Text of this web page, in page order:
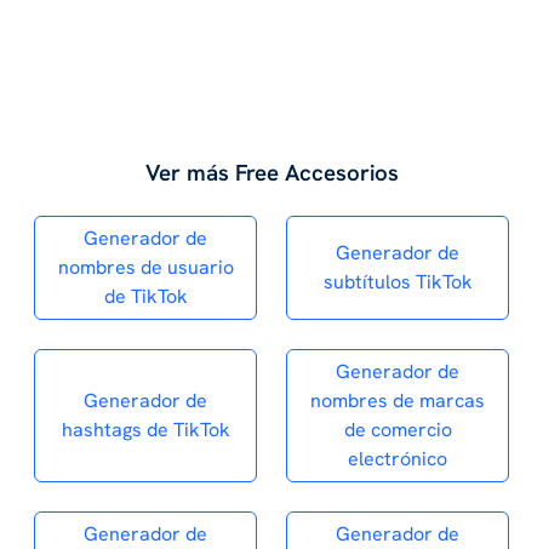
Ver más Free Accesorios
Generador de
nombres de usuario
de TikTok
Generador de
subtítulos TikTok
Generador de
hashtags de TikTok
Generador de
nombres de marcas
de comercio
electrónico
Generador de
Generador de